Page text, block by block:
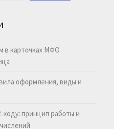
в карточках МФО
оформления, виды и
коду: принцип работы и